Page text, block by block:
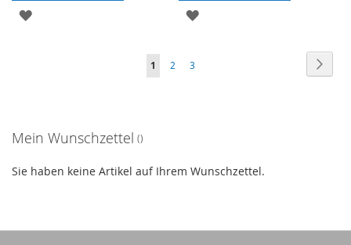
ZUR
ZUR
Seite
Sie
1 Seite
2 Seite
3
Mein Wunschzettel
Sie haben keine Artikel auf Ihrem Wunschzettel.